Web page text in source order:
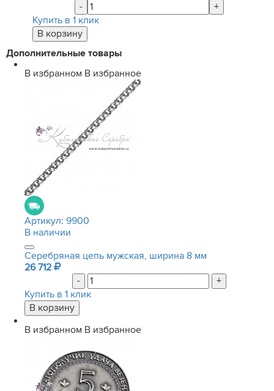
-
+
Купить в 1 клик
Дополнительные товары
В избранном В избранное
Артикул: 9900
В наличии
Серебряная цепь мужская, ширина 8 мм
26 712
-
+
Купить в 1 клик
В избранном В избранное